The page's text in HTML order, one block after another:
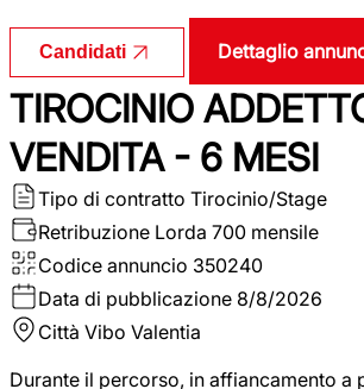
Candidati Dettaglio
TIROCINIO
VENDITA - 6 MESI
Tipo di contratto Tirocinio/Stage
Retribuzione Lorda 700 mensile
Codice annuncio 350240
Data di pubblicazione 8/8/2026
Città Vibo Valentia
Durante il percorso, in affiancamento a